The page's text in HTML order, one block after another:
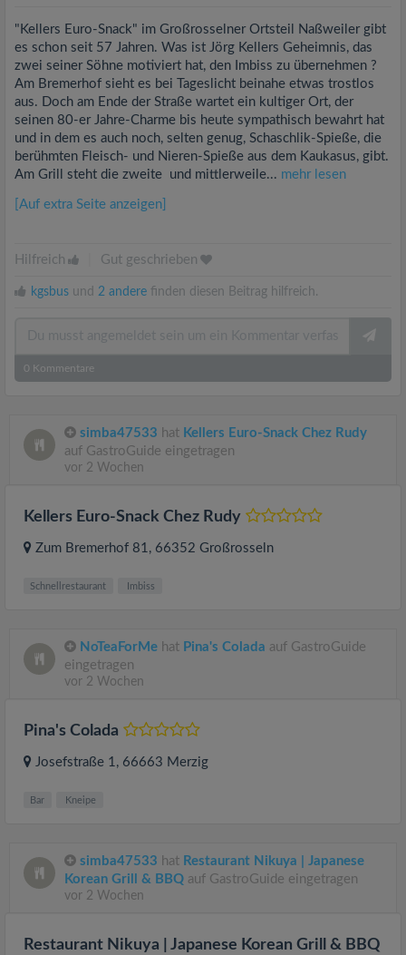
"Kellers Euro-Snack" im Großrosselner Ortsteil Naßweiler gibt
es schon seit 57 Jahren. Was ist Jörg Kellers Geheimnis, das
zwei seiner Söhne motiviert hat, den Imbiss zu übernehmen ?
Am Bremerhof sieht es bei Tageslicht beinahe etwas trostlos
aus. Doch am Ende der Straße wartet ein kultiger Ort, der
seinen 80-er Jahre-Charme bis heute sympathisch bewahrt hat
und in dem es auch noch, selten genug, Schaschlik-Spieße, die
berühmten Fleisch- und Nieren-Spieße aus dem Kaukasus, gibt.
Am Grill steht die zweite und mittlerweile... mehr lesen
[Auf extra Seite anzeigen]
Hilfreich Gut geschrieben
kgsbus und 2 andere finden diesen Beitrag hilfreich.
0 Kommentare
simba47533 hat Kellers Euro-Snack Chez Rudy
auf GastroGuide eingetragen
vor 2 Wochen
Kellers Euro-Snack Chez Rudy
Zum Bremerhof 81, 66352 Großrosseln
Schnellrestaurant Imbiss
NoTeaForMe hat Pina's Colada auf GastroGuide
eingetragen
vor 2 Wochen
Pina's Colada
Josefstraße 1, 66663 Merzig
Bar Kneipe
simba47533 hat Restaurant Nikuya | Japanese
Korean Grill & BBQ auf GastroGuide eingetragen
vor 2 Wochen
Restaurant Nikuya | Japanese Korean Grill & BBQ